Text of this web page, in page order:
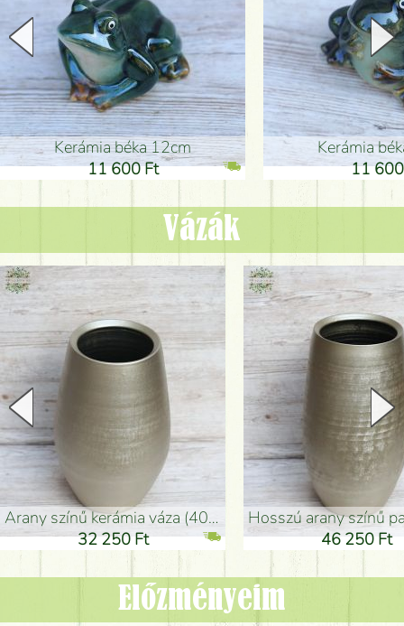
Kerámia béka 12cm
11 600 Ft
Kerámia
11
Vázák
arany színű kerámia váza (40x26cm)
32 250 Ft
hosszú arany színű
46 250 Ft
Előzményeim